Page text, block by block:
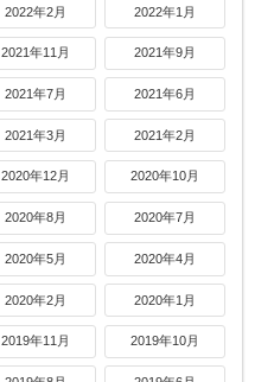
2022年2月 2022年1月
2021年11月 2021年9月
2021年7月 2021年6月
2021年3月 2021年2月
2020年12月 2020年10月
2020年8月 2020年7月
2020年5月 2020年4月
2020年2月 2020年1月
2019年11月 2019年10月